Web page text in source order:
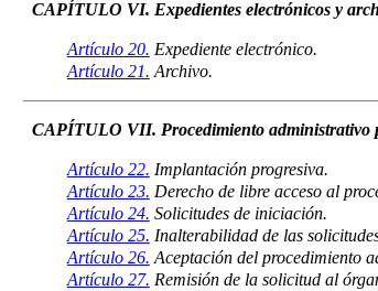
CAPÍTULO VI. Expedientes electrónicos y
Artículo 20. Expediente electrónico.
Artículo 21. Archivo.
CAPÍTULO VII. Procedimiento administrativo
Artículo 22. Implantación progresiva.
Artículo 23. Derecho de libre acceso al
Artículo 24. Solicitudes de iniciación.
Artículo 25. Inalterabilidad de las
Artículo 26. Aceptación del procedimiento
Artículo 27. Remisión de la solicitud al